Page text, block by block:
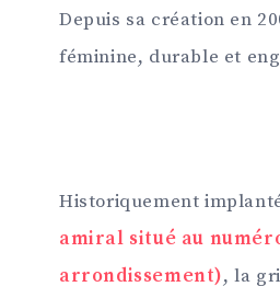
Depuis sa création en
féminine, durable et
Historiquement
amiral situé au
arrondissement), la